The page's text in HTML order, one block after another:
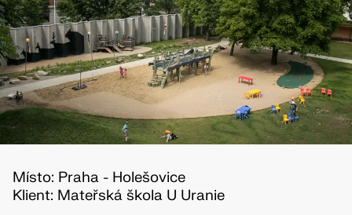
Místo: Praha - Holešovice
Klient: Mateřská škola U Uranie